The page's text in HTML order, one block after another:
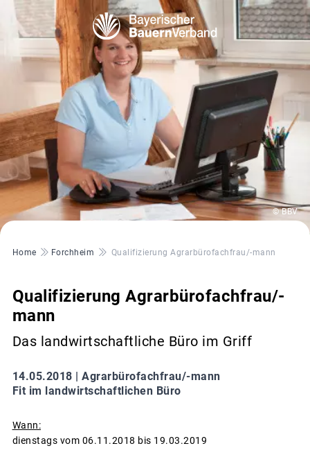
© BBV
Pfadnavigation
Home Forchheim Qualifizierung Agrarbürofachfrau/-mann
Qualifizierung Agrarbürofachfrau/-
mann
Das landwirtschaftliche Büro im Griff
14.05.2018 | Agrarbürofachfrau/-mann
Fit im landwirtschaftlichen Büro
Wann:
dienstags vom 06.11.2018 bis 19.03.2019